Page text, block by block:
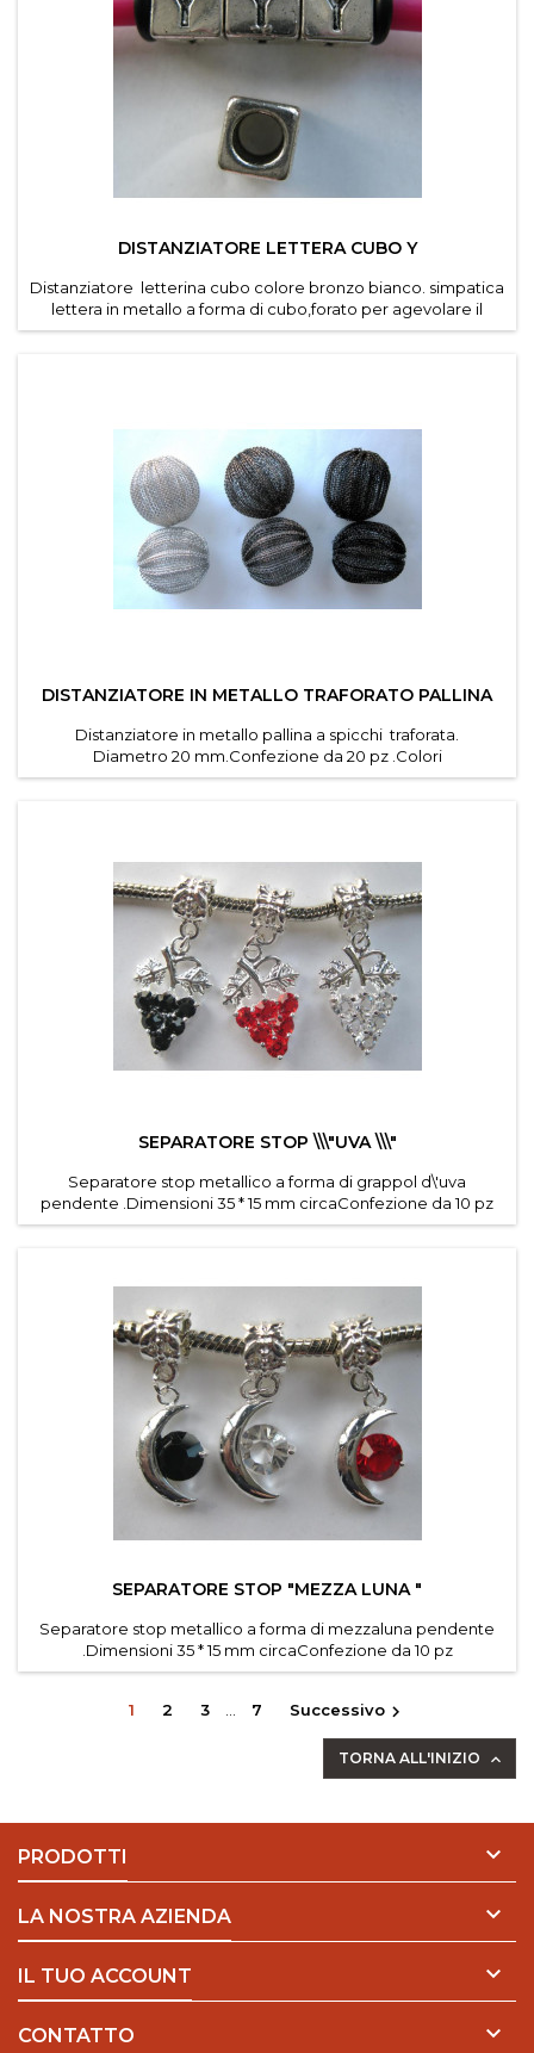
DISTANZIATORE LETTERA CUBO Y
Distanziatore letterina cubo colore bronzo bianco. simpatica
lettera in metallo a forma di cubo,forato per agevolare il
passaggio di cordino e caucciu forato dei
DISTANZIATORE IN METALLO TRAFORATO PALLINA
Distanziatore in metallo pallina a spicchi traforata.
Diametro 20 mm.Confezione da 20 pz .Colori
disponibili Argentato ,Nero,White k.
SEPARATORE STOP \\\"UVA \\\"
Separatore stop metallico a forma di grappol d\'uva
pendente .Dimensioni 35 * 15 mm circaConfezione da 10 pz
SEPARATORE STOP "MEZZA LUNA "
Separatore stop metallico a forma di mezzaluna pendente
.Dimensioni 35 * 15 mm circaConfezione da 10 pz
1 2 3 7 Successivo
TORNA ALL'INIZIO 
PRODOTTI 
LA NOSTRA AZIENDA 
IL TUO ACCOUNT 
CONTATTO 